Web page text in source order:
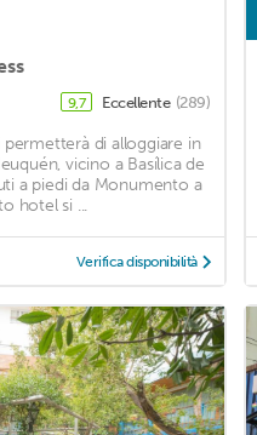
9,7 Eccellente (289)
di alloggiare in
vicino a Basílica de
a piedi da Monumento a
hotel si ...
Verifica disponibilità